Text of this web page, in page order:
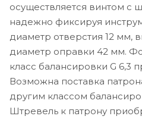
осуществляется винтом с
надежно фиксируя
диаметр отверстия 12 мм,
диаметр оправки 42 мм.
класс балансировки G 6,3
Возможна поставка
другим классом
Штревель к патрону